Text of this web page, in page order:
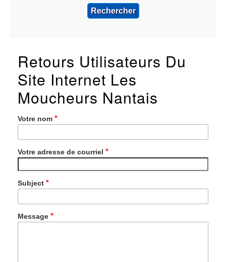
Retours Utilisateurs Du
Site Internet Les
Moucheurs Nantais
Votre nom
Votre adresse de courriel
Subject
Message